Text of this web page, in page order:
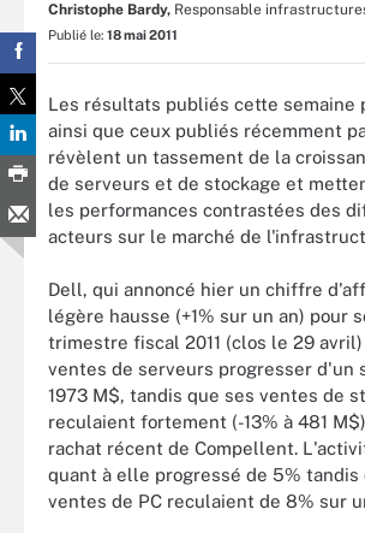
Christophe Bardy, Responsable
Publié le: 18 mai 2011
Les résultats publiés cette semaine
ainsi que ceux publiés récemment
révèlent un tassement de la
de serveurs et de stockage et
les performances contrastées des
acteurs sur le marché de
Dell, qui annoncé hier un chiffre
légère hausse (+1% sur un an) pour
trimestre fiscal 2011 (clos le 29 avril)
ventes de serveurs progresser d'un
1973 M$, tandis que ses ventes de
reculaient fortement (-13% à 481
rachat récent de Compellent.
quant à elle progressé de 5% tandis
ventes de PC reculaient de 8% sur